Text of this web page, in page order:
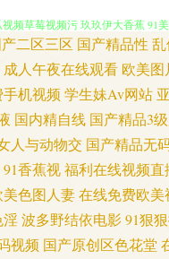
站 欧美TV免费视频 95色色 性
影音久久 日韩精品三级AV 人
利区 91N免费网站 亚洲区少妇
久海角 Av自拍探花 91小视频网
操 影音先锋天然素人 午夜免费
二区三区 国产精品性
成人午夜在线观看 欧美
机视频 学生妹Av网站
国内精自线 国产精品3
人与动物交 国产精品无
91香蕉视福利在线视频直
美色图人妻在线免费欧美
淫波多野结依电影91狠
视频 国产原创区色花堂